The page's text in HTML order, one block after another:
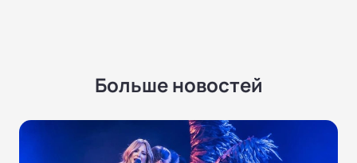
Больше новостей